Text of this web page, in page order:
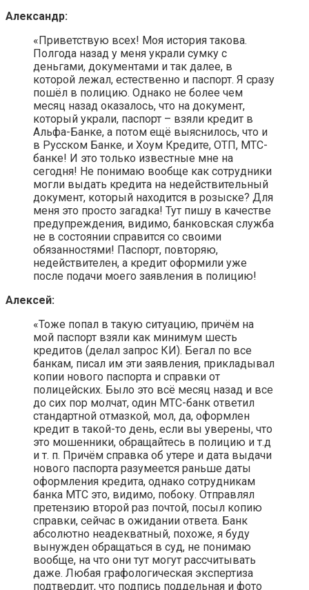
Александр:
«Приветствую всех! Моя история такова.
Полгода назад у меня украли сумку с
деньгами, документами и так далее, в
которой лежал, естественно и паспорт. Я сразу
пошёл в полицию. Однако не более чем
месяц назад оказалось, что на документ,
который украли, паспорт – взяли кредит в
Альфа-Банке, а потом ещё выяснилось, что и
в Русском Банке, и Хоум Кредите, ОТП, МТС-
банке! И это только известные мне на
сегодня! Не понимаю вообще как сотрудники
могли выдать кредита на недействительный
документ, который находится в розыске? Для
меня это просто загадка! Тут пишу в качестве
предупреждения, видимо, банковская служба
не в состоянии справится со своими
обязанностями! Паспорт, повторяю,
недействителен, а кредит оформили уже
после подачи моего заявления в полицию!
Алексей:
«Тоже попал в такую ситуацию, причём на
мой паспорт взяли как минимум шесть
кредитов (делал запрос КИ). Бегал по все
банкам, писал им эти заявления, прикладывал
копии нового паспорта и справки от
полицейских. Было это всё месяц назад и все
до сих пор молчат, один МТС-банк ответил
стандартной отмазкой, мол, да, оформлен
кредит в такой-то день, если вы уверены, что
это мошенники, обращайтесь в полицию и т.д
и т. п. Причём справка об утере и дата выдачи
нового паспорта разумеется раньше даты
оформления кредита, однако сотрудникам
банка МТС это, видимо, побоку. Отправлял
претензию второй раз почтой, посыл копию
справки, сейчас в ожидании ответа. Банк
абсолютно неадекватный, похоже, я буду
вынужден обращаться в суд, не понимаю
вообще, на что они тут могут рассчитывать
даже. Любая графологическая экспертиза
подтвердит, что подпись поддельная и фото